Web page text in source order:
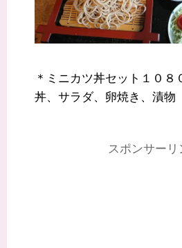
＊ミニカツ丼セット１０８
丼、サラダ、卵焼き、漬物
スポンサーリ